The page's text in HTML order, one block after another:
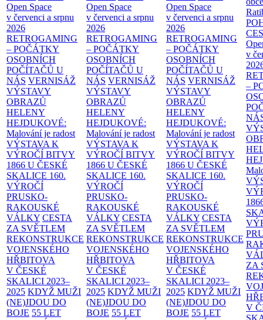
Open Space
v červenci a srpnu
2026
RETROGAMING
– POČÁTKY
OSOBNÍCH
POČÍTAČŮ U
NÁS VERNISÁŽ
VÝSTAVY
OBRAZŮ
HELENY
HEJDUKOVÉ:
Malování je radost
VÝSTAVA K
VÝROČÍ BITVY
1866 U ČESKÉ
SKALICE 160.
VÝROČÍ
PRUSKO-
RAKOUSKÉ
VÁLKY CESTA
ZA SVĚTLEM
REKONSTRUKCE
VOJENSKÉHO
HŘBITOVA
V ČESKÉ
SKALICI 2023–
2025 KDYŽ MUŽI
(NE)JDOU DO
BOJE 55 LET
Open Space
v červenci a srpnu
2026
RETROGAMING
– POČÁTKY
OSOBNÍCH
POČÍTAČŮ U
NÁS VERNISÁŽ
VÝSTAVY
OBRAZŮ
HELENY
HEJDUKOVÉ:
Malování je radost
VÝSTAVA K
VÝROČÍ BITVY
1866 U ČESKÉ
SKALICE 160.
VÝROČÍ
PRUSKO-
RAKOUSKÉ
VÁLKY CESTA
ZA SVĚTLEM
REKONSTRUKCE
VOJENSKÉHO
HŘBITOVA
V ČESKÉ
SKALICI 2023–
2025 KDYŽ MUŽI
(NE)JDOU DO
BOJE 55 LET
Open Space
v červenci a srpnu
2026
RETROGAMING
– POČÁTKY
OSOBNÍCH
POČÍTAČŮ U
NÁS VERNISÁŽ
VÝSTAVY
OBRAZŮ
HELENY
HEJDUKOVÉ:
Malování je radost
VÝSTAVA K
VÝROČÍ BITVY
1866 U ČESKÉ
SKALICE 160.
VÝROČÍ
PRUSKO-
RAKOUSKÉ
VÁLKY CESTA
ZA SVĚTLEM
REKONSTRUKCE
VOJENSKÉHO
HŘBITOVA
V ČESKÉ
SKALICI 2023–
2025 KDYŽ MUŽI
(NE)JDOU DO
BOJE 55 LET
v
–
ZA
V